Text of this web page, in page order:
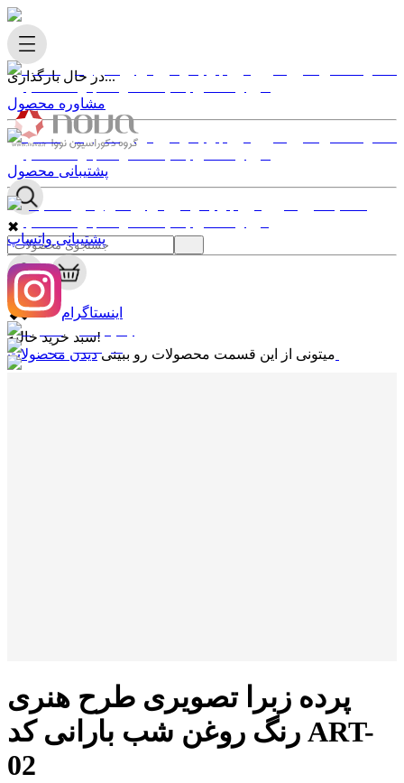
در حال بارگذاری...
✖
0
✖
سبد خرید خالیه!
میتونی از این قسمت محصولات رو ببینی
مشاوره محصول
پشتیبانی محصول
پشتیبانی واتساپ
اینستاگرام
پرده زبرا تصویری طرح هنری
رنگ روغن شب بارانی کد ART-
02